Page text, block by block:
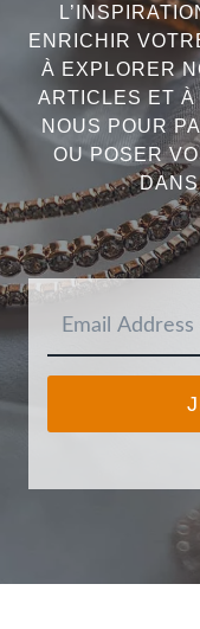
ENRICHIR
À EXPLORER
ARTICLES ET
NOUS POUR
OU POSER